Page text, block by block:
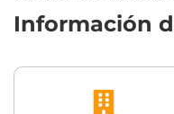
Información